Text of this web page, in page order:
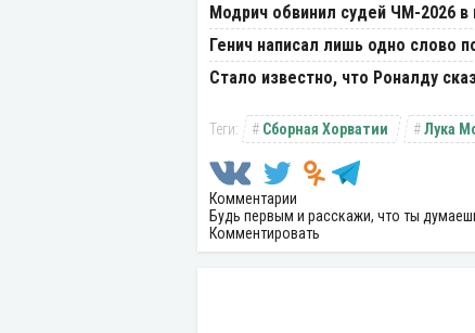
Модрич обвинил судей ЧМ-2026 в
Генич написал лишь одно слово
Стало известно, что Роналду
Сборная Хорватии Лука
Комментарии
Будь первым и расскажи, что ты
Комментировать